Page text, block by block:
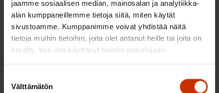
jaamme sosiaalisen median, mainosalan ja analytiikka-
alan kumppaneillemme tietoja siitä, miten käytät
sivustoamme. Kumppanimme voivat yhdistää näitä
tietoja muihin tietoihin, joita olet antanut heille tai joita on
kerätty, kun olet käyttänyt heidän palvelujaan.
valinta
Välttämätön
varastointiteknologian raaka-ainetarpeet.
Esimerkiksi infrastruktuurin, voimantuotannon ja
akkuteknologian tuotantoon ja käyttöön liittyy aina
luonnonvarojen kulutusta, mikä osaltaan vähentää
argumentti toimien toteuttamatta jättämisen